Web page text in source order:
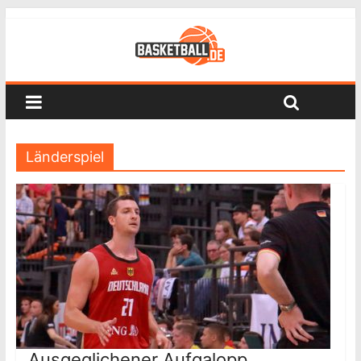
Länderspiel